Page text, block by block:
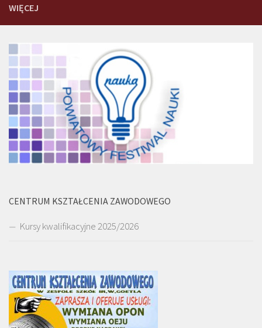
WIĘCEJ
CENTRUM KSZTAŁCENIA ZAWODOWEGO
Kursy kwalifikacyjne 2025/2026